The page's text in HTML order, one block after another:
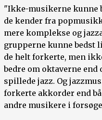
"Ikke-musikerne kunne
de kender fra
mere komplekse og
grupperne kunne bedst
de helt forkerte, men
bedre om oktaverne end
spillede jazz. Og
forkerte akkorder end
andre musikere i